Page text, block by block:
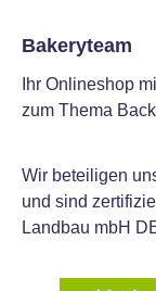
Bakeryteam
Ihr Onlineshop
zum Thema
Wir beteiligen
und sind
Landbau mbH